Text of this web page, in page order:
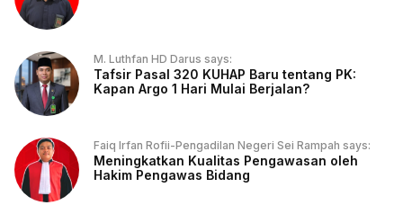
M. Luthfan HD Darus says:
Tafsir Pasal 320 KUHAP Baru tentang PK:
Kapan Argo 1 Hari Mulai Berjalan?
Faiq Irfan Rofii-Pengadilan Negeri Sei Rampah says:
Meningkatkan Kualitas Pengawasan oleh
Hakim Pengawas Bidang